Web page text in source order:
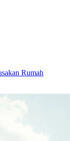
Rumah